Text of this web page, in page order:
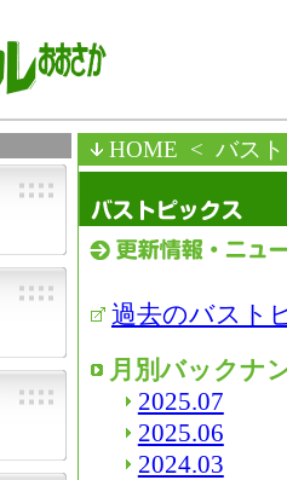
HOME < バス
過去のバスト
月別バックナ
2025.07
2025.06
2024.03